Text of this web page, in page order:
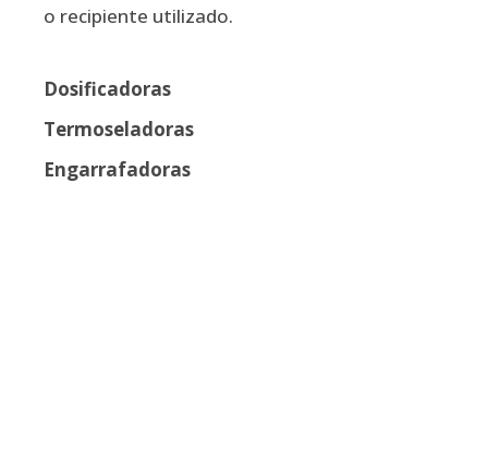
o recipiente utilizado.
Dosificadoras
Termoseladoras
Engarrafadoras